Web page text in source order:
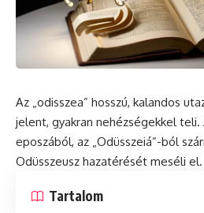
Az „odisszea” hosszú, kalandos
jelent, gyakran nehézségekkel
eposzából, az „Odüsszeiá”-ból
Odüsszeusz hazatérését meséli el.
Tartalom